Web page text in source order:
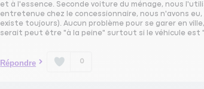
et à l'essence. Seconde voiture du ménage, nous
entretenue chez le concessionnaire, nous n'avons
existe toujours). Aucun problème pour se garer en
serait peut être "à la peine" surtout si le véhicule est
Répondre 0